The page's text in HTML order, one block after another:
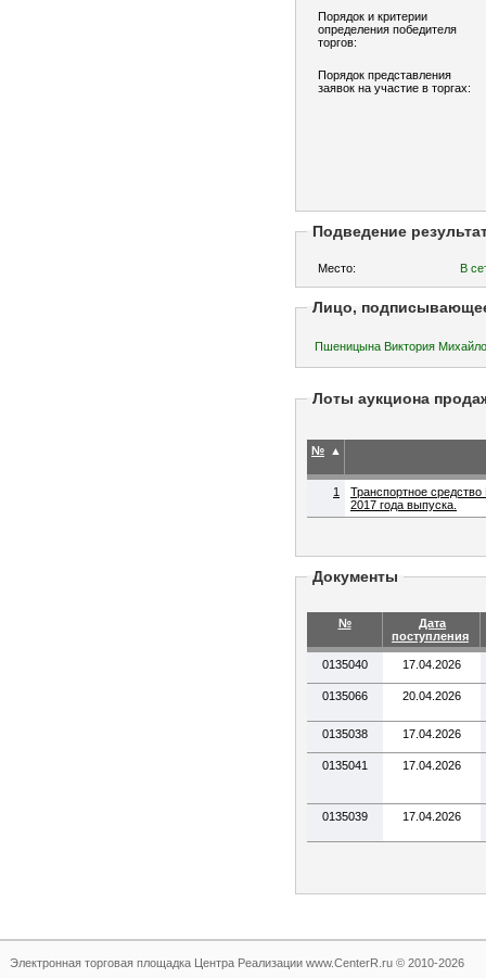
Порядок и критерии
определения победителя
торгов:
Порядок представления
заявок на участие в торгах:
Подведение
Место: В
Лицо,
Пшеницына Виктория
Лоты аукциона
№ ▲
1
Транспортное
2017 года выпуска.
Документы
№
Дата
поступления
0135040 17.04.2026
0135066 20.04.2026
0135038 17.04.2026
0135041 17.04.2026
0135039 17.04.2026
Электронная торговая площадка Центра Реализации www.CenterR.ru © 2010-2026